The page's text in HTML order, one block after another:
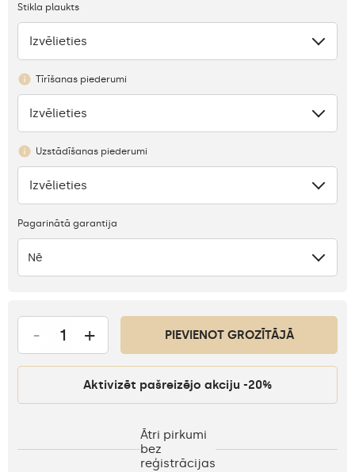
Stikla plaukts
Trūkums
Izvēlieties
Tīrīšanas piederumi
Nav
Izvēlieties
Uzstādīšanas piederumi
Nav
Izvēlieties
Pagarinātā garantija
Nē
- + PIEVIENOT GROZĪTĀJĀ
Aktivizēt pašreizējo akciju -20%
Ātri pirkumi
bez
reģistrācijas